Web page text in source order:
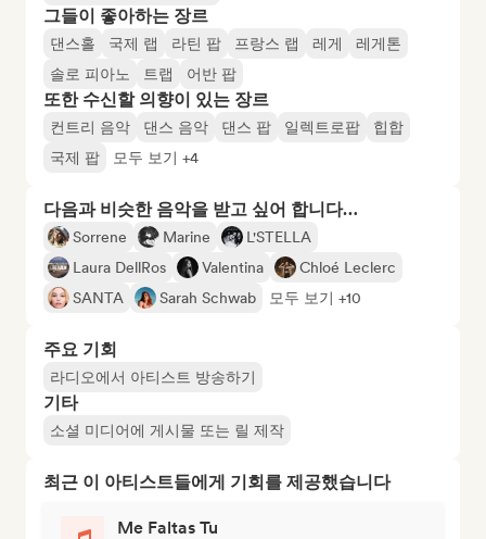
그들이 좋아하는 장르
댄스홀 국제 랩 라틴 팝 프랑스 랩 레게
레게톤
솔로 피아노
트랩 어반 팝
또한 수신할 의향이 있는 장르
컨트리 음악 댄스 음악 댄스 팝 일렉트로팝
힙합
국제 팝
모두 보기 +4
다음과 비슷한 음악을 받고 싶어 합니다…
Sorrene Marine
L'STELLA
Laura DellRos
Valentina
Chloé Leclerc
SANTA
Sarah Schwab 모두 보기 +10
주요 기회
라디오에서 아티스트 방송하기
기타
소셜 미디어에 게시물 또는 릴 제작
최근 이 아티스트들에게 기회를 제공했습니다
Me Faltas Tu